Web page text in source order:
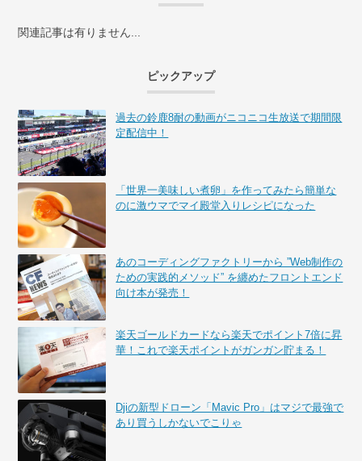
関連記事は有りません...
ピックアップ
過去の鈴鹿8耐の動画がニコニコ生放送で期間限
定配信中！
「世界一美味しい煮卵」を作ってみたら簡単な
のに激ウマでマイ殿堂入りレシピになった
あのコーディングファクトリーから ”Web制作の
ための実践的メソッド” を纏めたフロントエンド
向け本が発売！
楽天ゴールドカードなら楽天でポイント7倍に昇
華！これで楽天ポイントがガンガン貯まる！
Djiの新型ドローン「Mavic Pro」はマジで最強で
あり買うしかないでこりゃ